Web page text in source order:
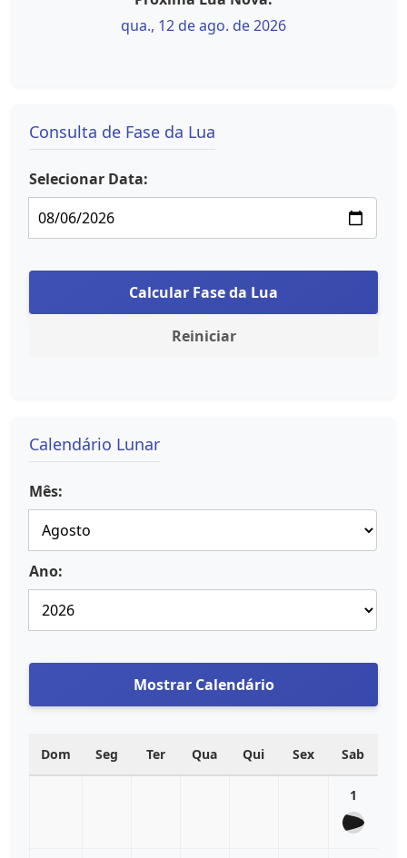
qua., 12 de ago. de 2026
Consulta de Fase da Lua
Selecionar Data:
Calcular Fase da Lua
Reiniciar
Calendário Lunar
Mês:
Ano:
Mostrar Calendário
Dom Seg Ter Qua Qui Sex Sab
1